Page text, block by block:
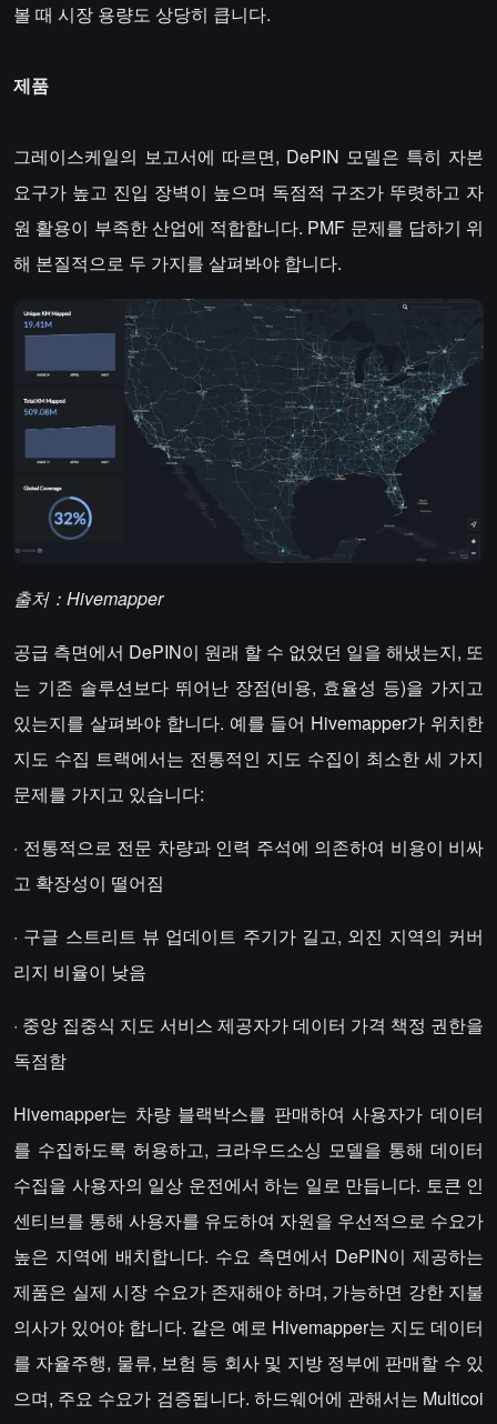
볼 때 시장 용량도 상당히 큽니다.
제품
그레이스케일의 보고서에 따르면, DePIN 모델은 특히 자본
요구가 높고 진입 장벽이 높으며 독점적 구조가 뚜렷하고 자
원 활용이 부족한 산업에 적합합니다. PMF 문제를 답하기 위
해 본질적으로 두 가지를 살펴봐야 합니다.
출처：Hivemapper
공급 측면에서 DePIN이 원래 할 수 없었던 일을 해냈는지, 또
는 기존 솔루션보다 뛰어난 장점(비용, 효율성 등)을 가지고
있는지를 살펴봐야 합니다. 예를 들어 Hivemapper가 위치한
지도 수집 트랙에서는 전통적인 지도 수집이 최소한 세 가지
문제를 가지고 있습니다:
· 전통적으로 전문 차량과 인력 주석에 의존하여 비용이 비싸
고 확장성이 떨어짐
· 구글 스트리트 뷰 업데이트 주기가 길고, 외진 지역의 커버
리지 비율이 낮음
· 중앙 집중식 지도 서비스 제공자가 데이터 가격 책정 권한을
독점함
Hivemapper는 차량 블랙박스를 판매하여 사용자가 데이터
를 수집하도록 허용하고, 크라우드소싱 모델을 통해 데이터
수집을 사용자의 일상 운전에서 하는 일로 만듭니다. 토큰 인
센티브를 통해 사용자를 유도하여 자원을 우선적으로 수요가
높은 지역에 배치합니다. 수요 측면에서 DePIN이 제공하는
제품은 실제 시장 수요가 존재해야 하며, 가능하면 강한 지불
의사가 있어야 합니다. 같은 예로 Hivemapper는 지도 데이터
를 자율주행, 물류, 보험 등 회사 및 지방 정부에 판매할 수 있
으며, 주요 수요가 검증됩니다. 하드웨어에 관해서는 Multicoi